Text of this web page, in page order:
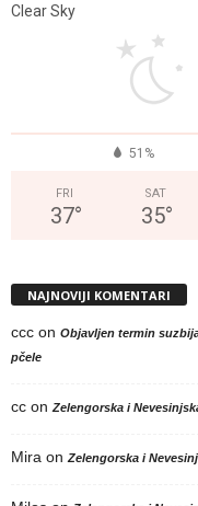
Clear Sky
51%
FRI
37°
SAT
35°
NAJNOVIJI KOMENTARI
ccc on Objavljen termin
pčele
cc on Zelengorska i
Mira on Zelengorska i